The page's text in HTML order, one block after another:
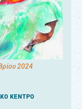
2024
ΚΕΝΤΡΟ